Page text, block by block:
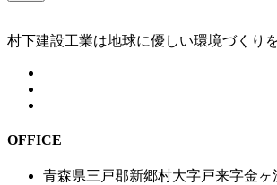
村下建設工業は地球に優しい環境づくり
OFFICE
青森県三戸郡新郷村大字戸来字金ヶ